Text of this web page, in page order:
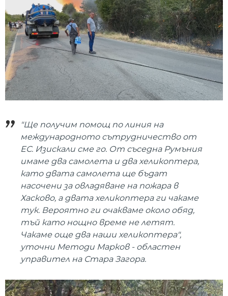
"Ще получим помощ по линия на
международното сътрудничество от
ЕС. Изискали сме го. От съседна Румъния
имаме два самолета и два хеликоптера,
като двата самолета ще бъдат
насочени за овладяване на пожара в
Хасково, а двата хеликоптера ги чакаме
тук. Вероятно ги очакваме около обяд,
тъй като нощно време не летят.
Чакаме още два наши хеликоптера",
уточни Методи Марков - областен
управител на Стара Загора.